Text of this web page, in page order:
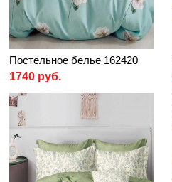
Постельное белье 162420
1740 руб.